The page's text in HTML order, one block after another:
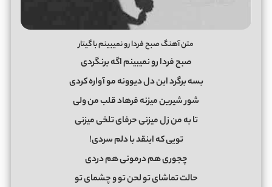
متن آهنگ صبح فردا رو نمیبینم با گیتار
صبح فردا رو نمیبینم اگه برنگردی
بسه برگرد این دل دیوونه مو آواره کردی
شور شیرین میزنه فرهاد قلب من ولی
تا به من زل میزنی حرفای تلخی میزنی
تویی که اینقد با دلم سردی!
چجوری هم درمونی هم دردی
حالت تماشای تو لحن تو و چشمای تو